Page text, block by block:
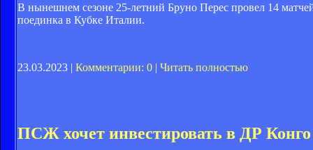
В нынешнем сезоне 25-летний Бруно Перес провел 14
поединка в Кубке Италии.
23.03.2023 | Комментарии: 0 | Читать полностью
ПСЖ хочет инвестировать в ДР Конго